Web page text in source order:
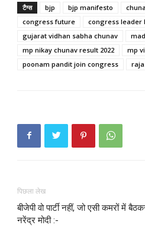
टैग्स bjp bjp manifesto
congress future
congress leader
gujarat vidhan sabha chunav
mp nikay chunav result 2022
mp
poonam pandit join congress
पिछला लेख
बीजेपी वो पार्टी नहीं, जो एसी कमरों में
नरेंद्र मोदी :-